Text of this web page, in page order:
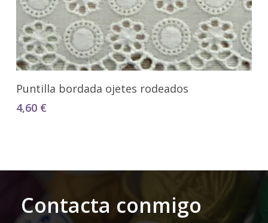
Seleccionar Opciones
Puntilla bordada ojetes rodeados
4,60 €
Contacta conmigo